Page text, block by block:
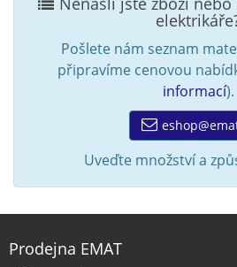
Pošlete nám seznam
připravíme cenovou
informací).
Uveďte množství a
Prodejna EMAT